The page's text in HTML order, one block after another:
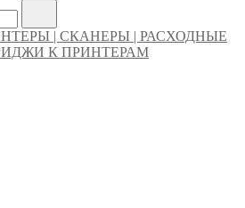
| СКАНЕРЫ | РАСХОДНЫЕ
К ПРИНТЕРАМ